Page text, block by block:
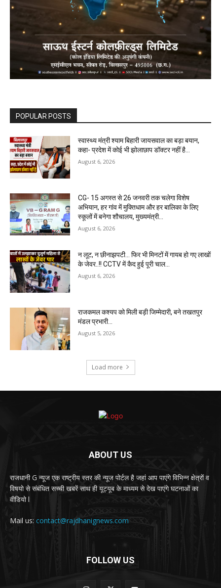
POPULAR POSTS
स्वास्थ्य मंत्री श्याम बिहारी जायसवाल का बड़ा बयान,
कहा- प्रदेश में कोई भी झोलाछाप डॉक्टर नहीं है…
August 6, 2026
CG- 15 अगस्त से 26 जनवरी तक चलेगा विशेष
अभियान, हर गांव में मुक्तिधाम और हर बालिका के लिए
स्कूलों में बनेगा शौचालय, मुख्यमंत्री...
August 6, 2026
न लूट, न छीनाझपटी… फिर भी मिनटों में गायब हो गए लाखों
के जेवर..!! CCTV में कैद हुई पूरी चाल…
August 6, 2026
राजकमल कश्यप को मिली बड़ी जिम्मेदारी, बने तखतपुर
मंडल प्रभारी…
August 5, 2026
Load more
ABOUT US
राजधानी G न्यूज एक राष्ट्रीय स्तर की न्यूज पोर्टल है जहां आप पाएंगे विभिन्न क्षेत्रों व
विषयो से संबंधित सच्ची खबरें साथ ही यूट्यूब के माध्यम से देख पाएंगे घटनाओं का
वीडियो l
Mail us: contact@rajdhanignews.com
FOLLOW US